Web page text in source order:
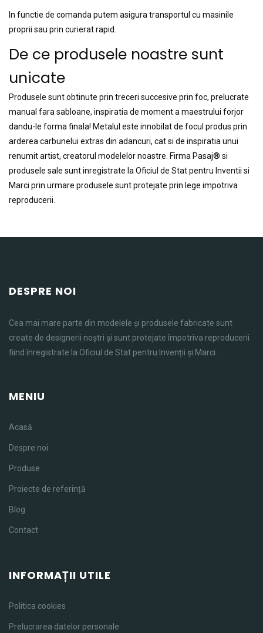
In functie de comanda putem asigura transportul cu masinile
proprii sau prin curierat rapid.
De ce produsele noastre sunt
unicate
Produsele sunt obtinute prin treceri succesive prin foc, prelucrate
manual fara sabloane, inspiratia de moment a maestrului forjor
dandu-le forma finala! Metalul este innobilat de focul produs prin
arderea carbunelui extras din adancuri, cat si de inspiratia unui
renumit artist, creatorul modelelor noastre. Firma Pasaj® si
produsele sale sunt inregistrate la Oficiul de Stat pentru Inventii si
Marci prin urmare produsele sunt protejate prin lege impotriva
reproducerii.
DESPRE NOI
Cea mai mare parte din modelele și produsele fabricate sunt
create de designerii noștri și sunt protejate împotriva reproducerii
fiind înregistrate la Oficiul de Stat pentru Invenții și Marci.
MENIU
Acasă
Despre noi
Produse
Proiecte de referință
Blog
Contact
INFORMAȚII UTILE
Politica cookies
Prelucrarea datelor personale